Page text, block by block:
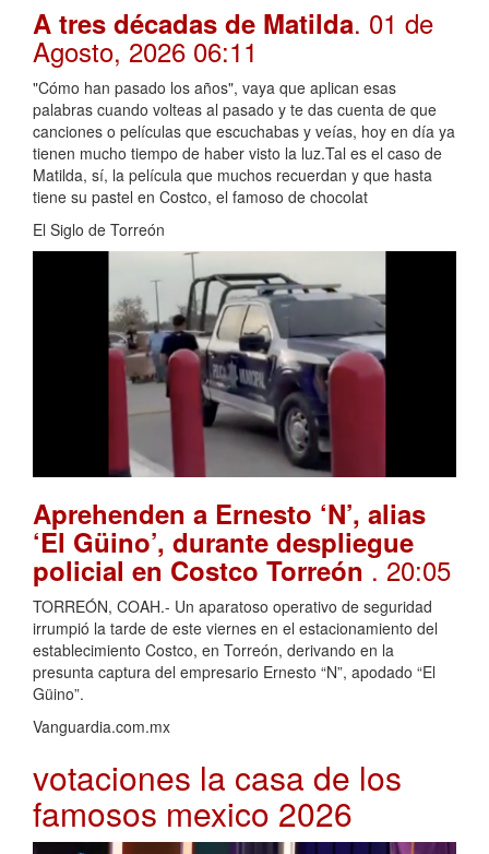
A tres décadas de Matilda. 01 de
Agosto, 2026 06:11
"Cómo han pasado los años", vaya que aplican esas
palabras cuando volteas al pasado y te das cuenta de que
canciones o películas que escuchabas y veías, hoy en día ya
tienen mucho tiempo de haber visto la luz.Tal es el caso de
Matilda, sí, la película que muchos recuerdan y que hasta
tiene su pastel en Costco, el famoso de chocolat
El Siglo de Torreón
Aprehenden a Ernesto ‘N’, alias
‘El Güino’, durante despliegue
policial en Costco Torreón. 20:05
TORREÓN, COAH.- Un aparatoso operativo de seguridad
irrumpió la tarde de este viernes en el estacionamiento del
establecimiento Costco, en Torreón, derivando en la
presunta captura del empresario Ernesto “N”, apodado “El
Güino”.
Vanguardia.com.mx
votaciones la casa de los
famosos mexico 2026